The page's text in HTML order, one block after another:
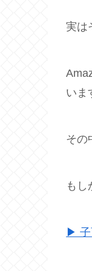
実は
いま
その
もし
▶ 子